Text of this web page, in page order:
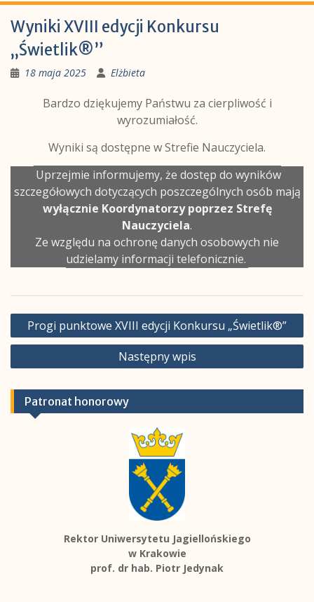
Wyniki XVIII edycji Konkursu
„Świetlik®”
18 maja 2025 Elżbieta
Bardzo dziękujemy Państwu za cierpliwość i
wyrozumiałość.
Wyniki są dostępne w Strefie Nauczyciela.
Uprzejmie informujemy, że dostęp do wyników
szczegółowych dotyczących poszczególnych osób mają
wyłącznie Koordynatorzy poprzez Strefę
Nauczyciela.
Ze względu na ochronę danych osobowych nie
udzielamy informacji telefonicznie.
Nawigacja
wpisu
Progi punktowe XVIII edycji Konkursu „Świetlik®”
Następny wpis
Patronat honorowy
Rektor Uniwersytetu Jagiellońskiego
w Krakowie
prof. dr hab. Piotr Jedynak